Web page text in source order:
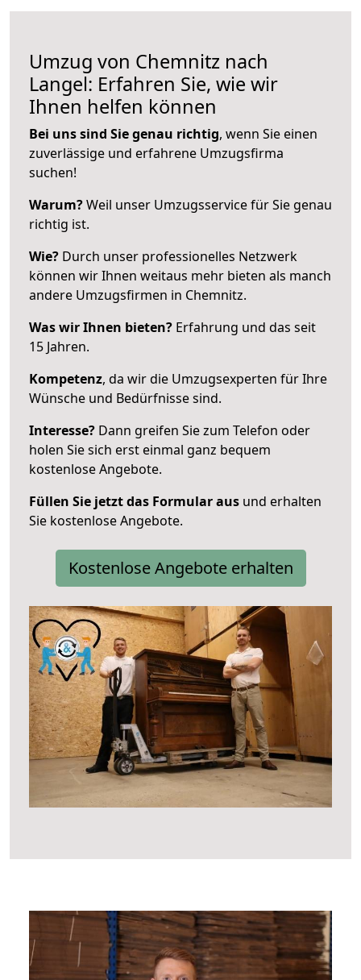
Umzug von Chemnitz nach
Langel: Erfahren Sie, wie wir
Ihnen helfen können
Bei uns sind Sie genau richtig, wenn Sie einen
zuverlässige und erfahrene Umzugsfirma
suchen!
Warum?Weil unser Umzugsservice für Sie genau
richtig ist.
Wie? Durch unser professionelles Netzwerk
können wir Ihnen weitaus mehr bieten als manch
andere Umzugsfirmen in Chemnitz.
Was wir Ihnen bieten? Erfahrung und das seit
15 Jahren.
Kompetenz, da wir die Umzugsexperten für Ihre
Wünsche und Bedürfnisse sind.
Interesse? Dann greifen Sie zum Telefon oder
holen Sie sich erst einmal ganz bequem
kostenlose Angebote.
Füllen Sie jetzt das Formular aus und erhalten
Sie kostenlose Angebote.
Kostenlose Angebote erhalten